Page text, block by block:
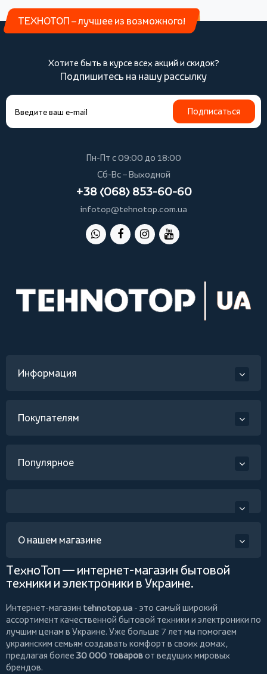
ТЕХНОТОП – лучшее из возможного!
Хотите быть в курсе всех акций и скидок?
Подпишитесь на нашу рассылку
Подписаться
Пн-Пт с 09:00 до 18:00
Сб-Вс – Выходной
+38 (068) 853-60-60
infotop@tehnotop.com.ua
Информация
Покупателям
Популярное
О нашем магазине
ТехноТоп — интернет-магазин бытовой
техники и электроники в Украине.
Интернет-магазин tehnotop.ua - это самый широкий
ассортимент качественной бытовой техники и электроники по
лучшим ценам в Украине. Уже больше 7 лет мы помогаем
украинским семьям создавать комфорт в своих домах,
предлагая более 30 000 товаровот ведущих мировых
брендов.